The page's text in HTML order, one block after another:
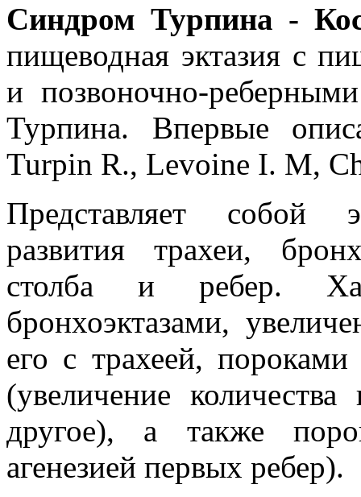
Cиндром Турпина -
пищеводная эктазия с
и позвоночно-
Турпина. Впервые
Turpin R., Levoine I. M,
Представляет собой
развития трахеи,
столба и ребер.
бронхоэктазами,
его с трахеей, пороками
(увеличение
другое), а также
агенезией первых ребер).